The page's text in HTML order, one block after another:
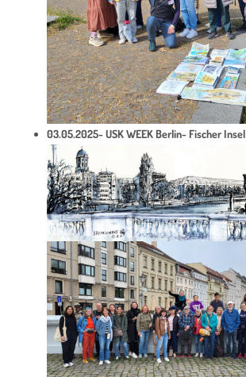
03.05.2025- USK WEEK Berlin- Fischer Insel